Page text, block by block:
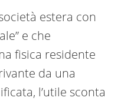
estera con
e che
fisica residente
da una
l’utile sconta